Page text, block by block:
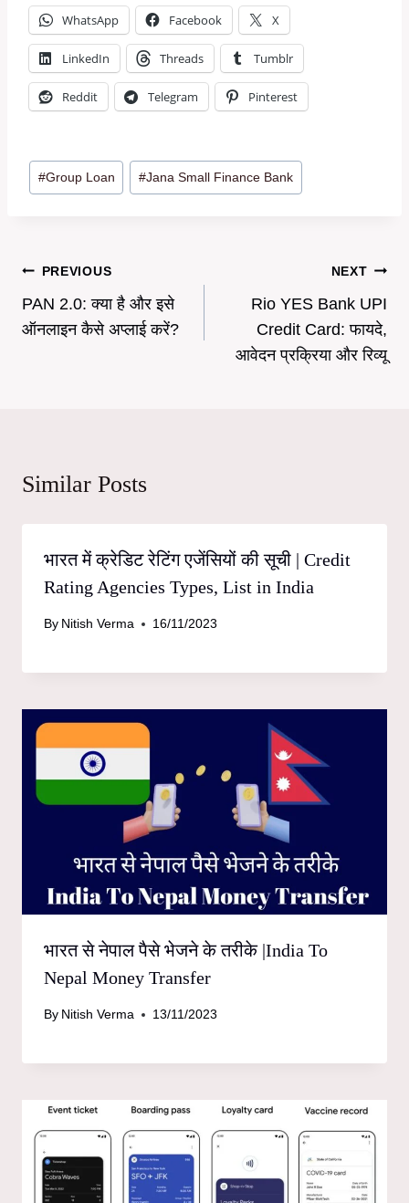
WhatsApp Facebook X
LinkedIn Threads Tumblr
Reddit Telegram Pinterest
Post
Tags:
#Group Loan #Jana Small Finance Bank
Post
navigation
PREVIOUS
PAN 2.0: क्या है और इसे
ऑनलाइन कैसे अप्लाई करें?
NEXT
Rio YES Bank UPI
Credit Card: फायदे,
आवेदन प्रक्रिया और रिव्यू
Similar Posts
भारत में क्रेडिट रेटिंग एजेंसियों की सूची | Credit
Rating Agencies Types, List in India
By Nitish Verma 16/11/2023
भारत से नेपाल पैसे भेजने के तरीके |India To
Nepal Money Transfer
By Nitish Verma 13/11/2023